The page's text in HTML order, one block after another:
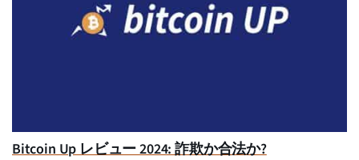
Bitcoin Up レビュー 2024: 詐欺か合法か?